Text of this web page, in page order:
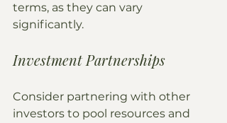
terms, as they can vary
significantly.
Investment Partnerships
Consider partnering with other
investors to pool resources and